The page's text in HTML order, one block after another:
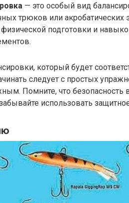
— это особый вид
трюков или акробатических
подготовки и
который будет
следует с простых
Помните, что безопасность
использовать